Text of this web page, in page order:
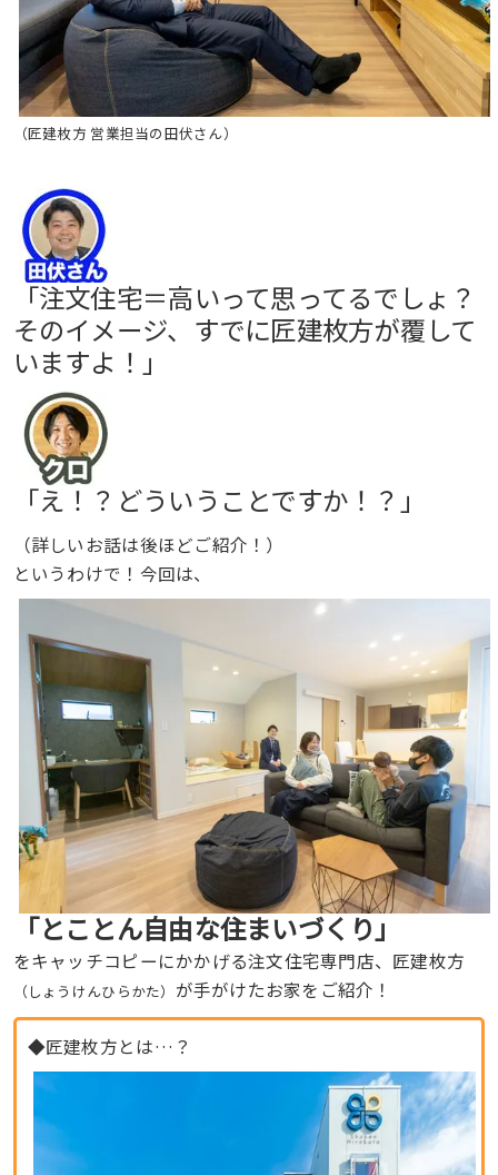
（匠建枚方 営業担当の田伏さん）
「注文住宅＝高いって思ってるでしょ？
そのイメージ、すでに匠建枚方が覆して
いますよ！」
「え！？どういうことですか！？」
（詳しいお話は後ほどご紹介！）
というわけで！今回は、
「とことん自由な住まいづくり」
をキャッチコピーにかかげる注文住宅専門店、匠建枚方
（しょうけんひらかた） が手がけたお家をご紹介！
◆匠建枚方とは…？